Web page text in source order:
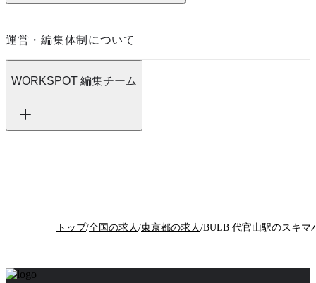
運営・編集体制について
WORKSPOT 編集チーム
トップ/全国の求人 /東京都の求人 /BULB 代官山駅のスキマ